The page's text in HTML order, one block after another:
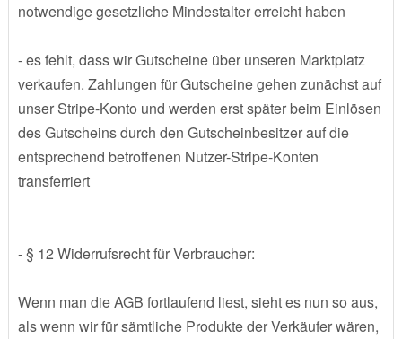
notwendige gesetzliche Mindestalter erreicht haben
- es fehlt, dass wir Gutscheine über unseren Marktplatz
verkaufen. Zahlungen für Gutscheine gehen zunächst auf
unser Stripe-Konto und werden erst später beim Einlösen
des Gutscheins durch den Gutscheinbesitzer auf die
entsprechend betroffenen Nutzer-Stripe-Konten
transferriert
- § 12 Widerrufsrecht für Verbraucher:
Wenn man die AGB fortlaufend liest, sieht es nun so aus,
als wenn wir für sämtliche Produkte der Verkäufer wären,